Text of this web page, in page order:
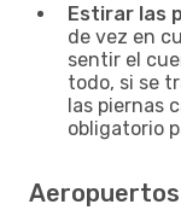
Estirar las
de vez en
sentir el
todo, si se
las piernas
obligatorio
Aeropuertos